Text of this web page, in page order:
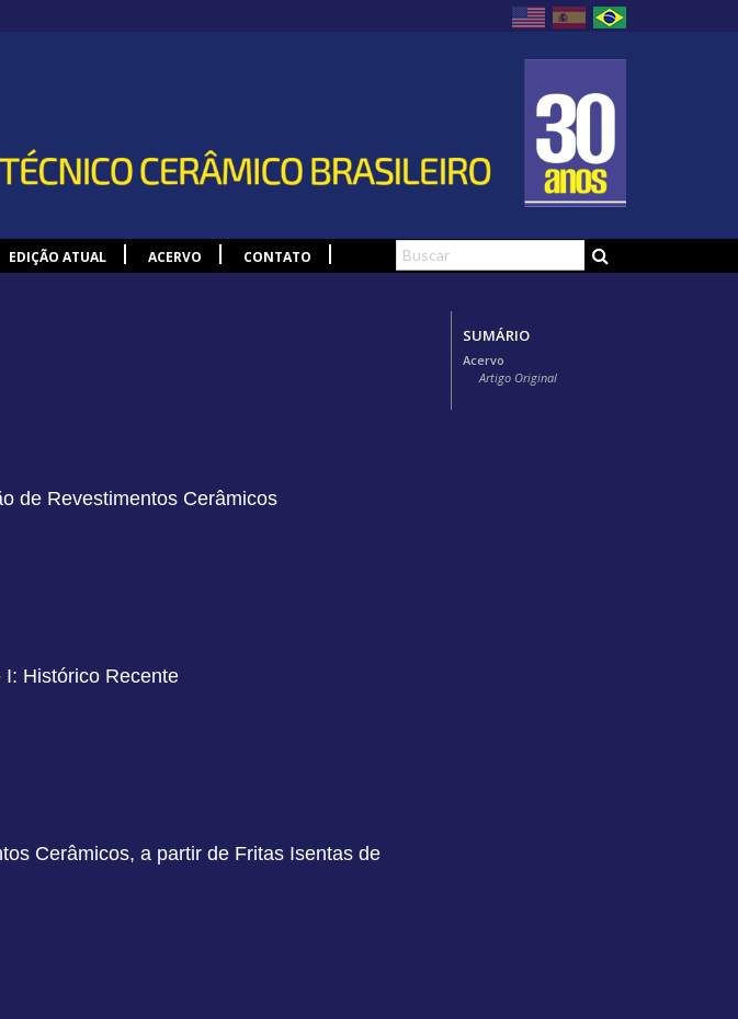
EDIÇÃO ATUAL ACERVO CONTATO
de Revestimentos Cerâmicos
Histórico Recente
Cerâmicos, a partir de Fritas Isentas de
SUMÁRIO
Acervo
Artigo Original